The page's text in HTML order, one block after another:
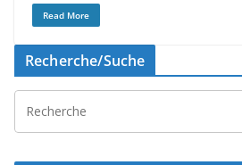
Read More
Recherche/Suche